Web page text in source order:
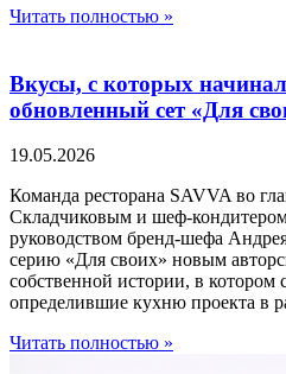
Читать полностью »
Вкусы, с которых
обновленный сет «Для
19.05.2026
Команда ресторана SAVVA во
Складчиковым и шеф-
руководством бренд-шефа
серию «Для своих» новым
собственной истории, в котором
определившие кухню проекта в
Читать полностью »